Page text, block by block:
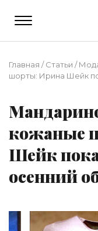
Главная /Статьи /
шорты: Ирина Шейк
кожаные
Шейк
осенний